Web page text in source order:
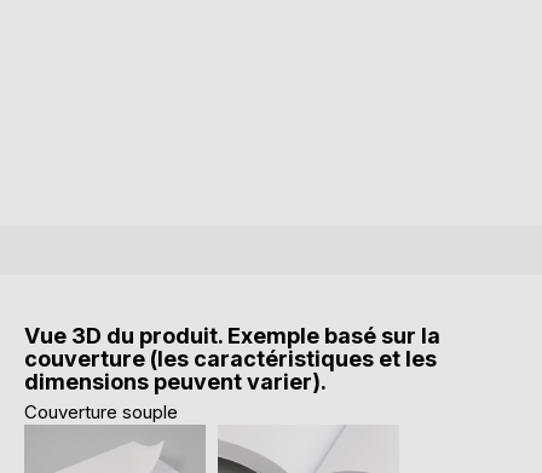
Vue 3D du produit. Exemple basé sur la
couverture (les caractéristiques et les
dimensions peuvent varier).
Couverture souple